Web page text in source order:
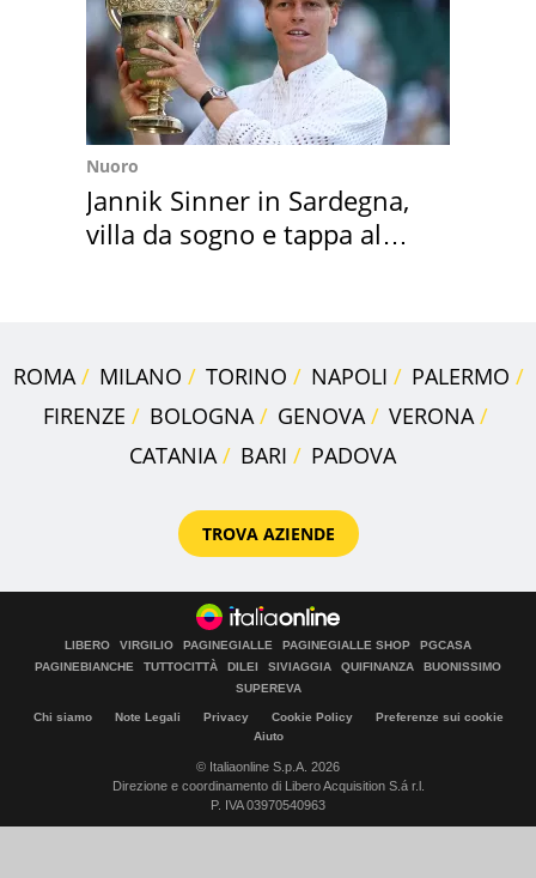
Nuoro
Jannik Sinner in Sardegna,
villa da sogno e tappa al
ROMA MILANO TORINO NAPOLI
PALERMO
FIRENZE
BOLOGNA GENOVA
VERONA
CATANIA
BARI PADOVA
TROVA AZIENDE
LIBERO VIRGILIO PAGINEGIALLE PAGINEGIALLE SHOP
PGCASA
PAGINEBIANCHE
TUTTOCITTÀ DILEI SIVIAGGIA QUIFINANZA
BUONISSIMO
SUPEREVA
Chi siamo Note Legali Privacy Cookie Policy
Preferenze sui cookie
Aiuto
© Italiaonline S.p.A. 2026
Direzione e coordinamento di Libero Acquisition S.á r.l.
P. IVA 03970540963